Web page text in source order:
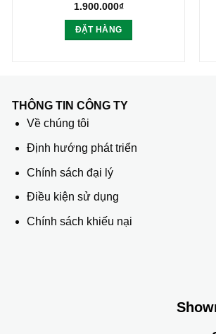
1.900.000₫
ĐẶT HÀNG
THÔNG TIN CÔNG TY
Về chúng tôi
Định hướng phát triển
Chính sách đại lý
Điều kiện sử dụng
Chính sách khiếu nại